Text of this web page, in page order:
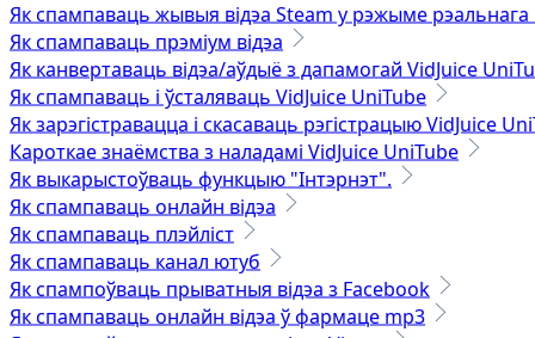
Як спампаваць відэа OnlyFans - 100% працуе
Тэхнічныя характарыстыкі
Як спампаваць жывыя відэа Steam у рэжыме рэальнага
Як спампаваць прэміум відэа
Як канвертаваць відэа/аўдыё з дапамогай VidJuice
Як спампаваць і ўсталяваць VidJuice UniTube
Як зарэгістравацца і скасаваць рэгістрацыю VidJuice
Кароткае знаёмства з наладамі VidJuice UniTube
Як выкарыстоўваць функцыю "Інтэрнэт".
Як спампаваць онлайн відэа
Як спампаваць плэйліст
Як спампаваць канал ютуб
Як спампоўваць прыватныя відэа з Facebook
Як спампаваць онлайн відэа ў фармаце mp3